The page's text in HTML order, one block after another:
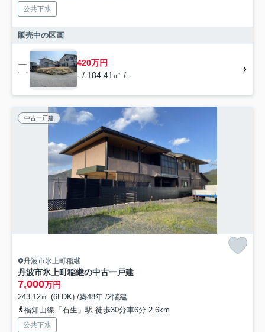
公共下水
販売中の区画
420万円
- / 184.41㎡ / -
中古一戸建
丹波市氷上町稲継
丹波市氷上町稲継の中古一戸建
7,000万円
243.12㎡ (6LDK) /築48年 /2階建
福知山線「石生」駅 徒歩30分車6分 2.6km
公共下水